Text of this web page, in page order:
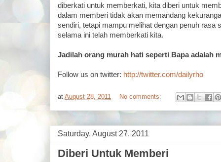
diberkati untuk memberkati, kita diberi untuk
dalam memberi tidak akan memandang
sendiri, tetapi mampu melihat dengan penuh rasa
selama ini telah memberkati kita.
Jadilah orang murah hati seperti Bapa adalah
Follow us on twitter: http://twitter.com/dailyrho
at August 28, 2011 No comments:
Saturday, August 27, 2011
Diberi Untuk Memberi